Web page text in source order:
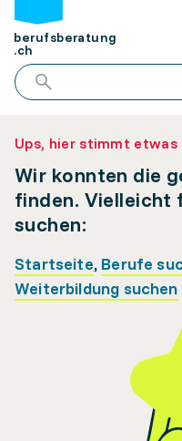
berufsberatung
.ch
Ups, hier stimmt etwas
Wir konnten die
finden. Vielleicht
suchen:
Startseite, Berufe
Weiterbildung suchen